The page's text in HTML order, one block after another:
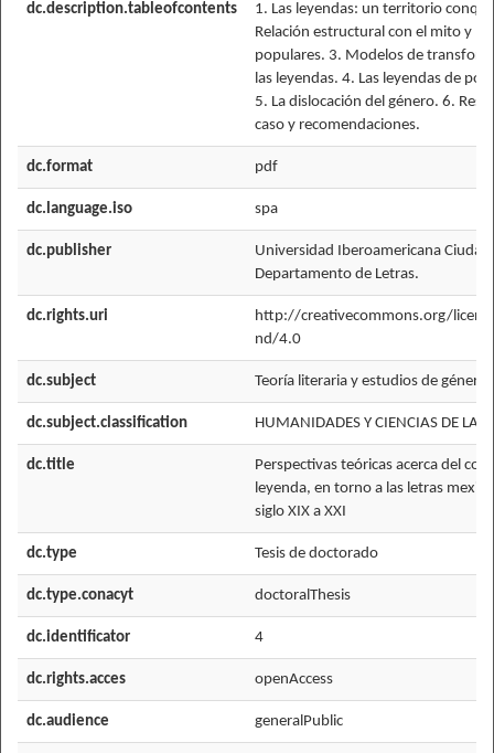
dc.description.tableofcontents
1. Las leyendas: un territorio
Relación estructural con el mito y
populares. 3. Modelos de
las leyendas. 4. Las leyendas de
5. La dislocación del género. 6.
caso y recomendaciones.
dc.format pdf
dc.language.iso spa
dc.publisher
Universidad Iberoamericana
Departamento de Letras.
dc.rights.uri
http://creativecommons.org/
nd/4.0
dc.subject Teoría literaria y estudios de género
dc.subject.classification HUMANIDADES Y CIENCIAS DE LA
dc.title
Perspectivas teóricas acerca del
leyenda, en torno a las letras
siglo XIX a XXI
dc.type Tesis de doctorado
dc.type.conacyt doctoralThesis
dc.identificator 4
dc.rights.acces openAccess
dc.audience generalPublic